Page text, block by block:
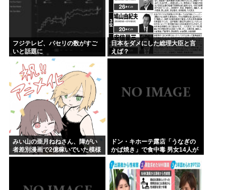
フジテレビ、パセリの数がすご
いと話題に
日本をダメにした総理大臣と言
えば？
みい山の亜月ねねさん、障がい
者差別漫画で2億稼いでいた模様
www
ドン・キホーテ露店「うなぎの
かば焼き」で食中毒 男女14人が
ラ属の菌検出